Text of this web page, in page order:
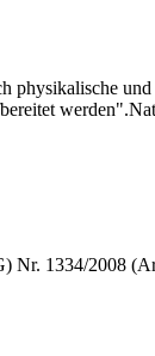
physikalische
1334/2008